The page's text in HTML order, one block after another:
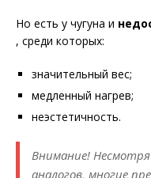
Но есть у чугуна и
, среди которых:
значительный вес;
медленный нагрев;
неэстетичность.
Внимание! Несмотря
аналогов, многие